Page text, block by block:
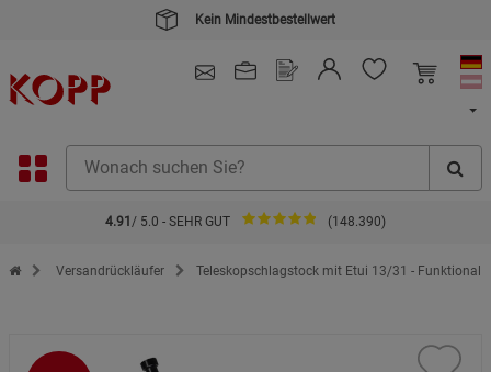
Kein Mindestbestellwert
4.91 / 5.0 - SEHR GUT (148.390)
Zur Startseite des Kopp Verlag Online-Shop
Versandrückläufer Teleskopschlagstock mit Etui 13/31 - Funktional